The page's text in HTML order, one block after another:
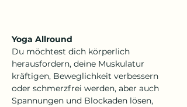
Yoga Allround
Du möchtest dich körperlich
herausfordern, deine Muskulatur
kräftigen, Beweglichkeit verbessern
oder schmerzfrei werden, aber auch
Spannungen und Blockaden lösen,